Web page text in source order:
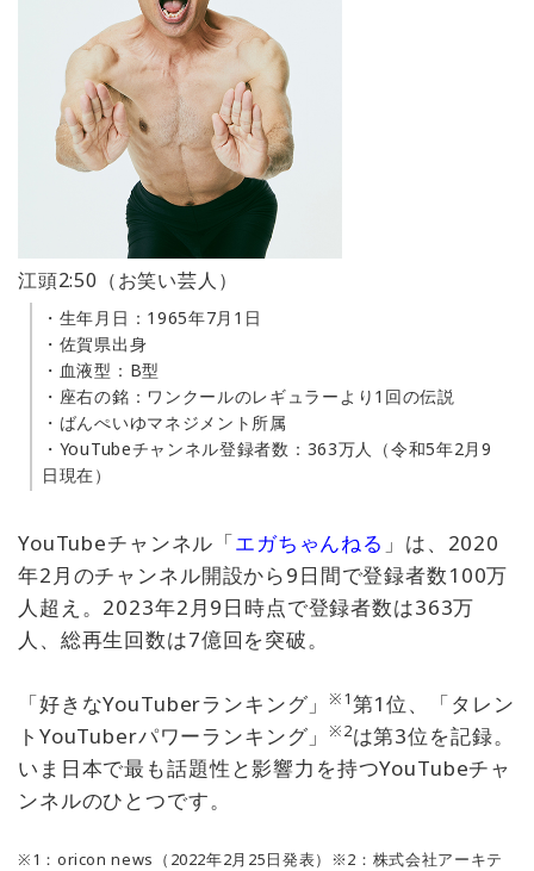
江頭2:50（お笑い芸人）
・生年月日：1965年7月1日
・佐賀県出身
・血液型：B型
・座右の銘：ワンクールのレギュラーより1回の伝説
・ばんぺいゆマネジメント所属
・YouTubeチャンネル登録者数：363万人（令和5年2月9
日現在）
YouTubeチャンネル「エガちゃんねる 」は、2020
年2月のチャンネル開設から9日間で登録者数100万
人超え。2023年2月9日時点で登録者数は363万
人、総再生回数は7億回を突破。
「好きなYouTuberランキング」※1第1位、「タレン
トYouTuberパワーランキング」※2は第3位を記録。
いま日本で最も話題性と影響力を持つYouTubeチャ
ンネルのひとつです。
※1：oricon news（2022年2月25日発表）※2：株式会社アーキテ